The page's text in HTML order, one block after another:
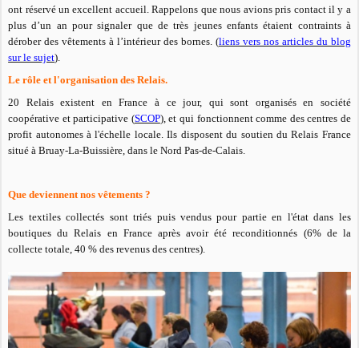
ont réservé un excellent accueil. Rappelons que nous avions pris contact il y a
plus d’un an pour signaler que de très jeunes enfants étaient contraints à
dérober des vêtements à l’intérieur des bornes. (liens vers nos articles du blog
sur le sujet).
Le rôle et l'organisation des Relais.
20 Relais existent en France à ce jour, qui sont organisés en société
coopérative et participative (SCOP), et qui fonctionnent comme des centres de
profit autonomes à l'échelle locale.Ils disposent du soutien du Relais France
situé à Bruay-La-Buissière, dans le Nord Pas-de-Calais.
Que deviennent nos vêtements ?
Les textiles collectés sont triés puis vendus pour partie en l'état dans les
boutiques du Relais en France après avoir été reconditionnés (6% de la
collecte totale, 40 % des revenus des centres).